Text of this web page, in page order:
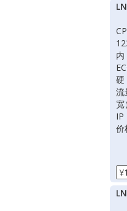
流
宽）
IP
价